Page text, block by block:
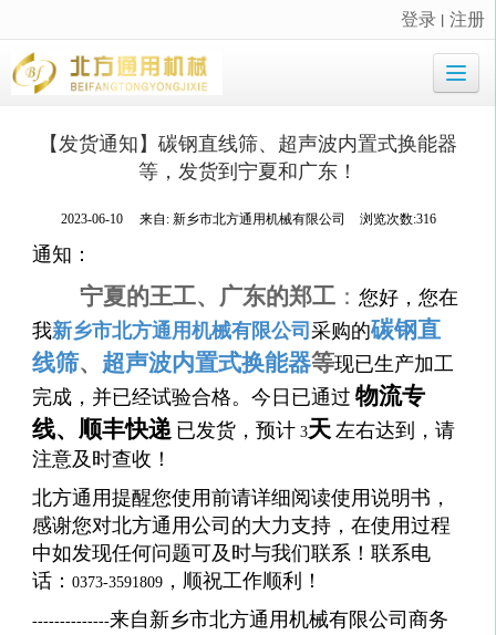
很遗憾，因您的浏览器版本过低导致无法获得最佳浏览体验，推荐下载安装谷歌浏览器！
登录 丨 注册
【发货通知】碳钢直线筛、超声波内置式换能器
等，发货到宁夏和广东！
2023-06-10 来自: 新乡市北方通用机械有限公司 浏览次数:316
通知：
宁夏的王工、广东的郑工 ：您好，您在
我新乡市北方通用机械有限公司采购的碳钢直
线筛、 超声波内置式换能器等现已生产加工
完成，并已经试验合格。今日已通过 物流专
线、顺丰快递 已发货，预计 3天 左右达到，请
注意及时查收！
北方通用提醒您使用前请详细阅读使用说明书，
感谢您对北方通用公司的大力支持，在使用过程
中如发现任何问题可及时与我们联系！联系电
话：0373-3591809 ，顺祝工作顺利！
--------------来自新乡市北方通用机械有限公司商务